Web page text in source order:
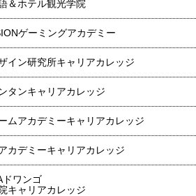
＆ホテル観光学院
ゲーミングアカデミー
イン研究所キャリアカレッジ
タンキャリアカレッジ
ムアカデミーキャリアカレッジ
カデミーキャリアカレッジ
ドワンゴ
キャリアカレッジ